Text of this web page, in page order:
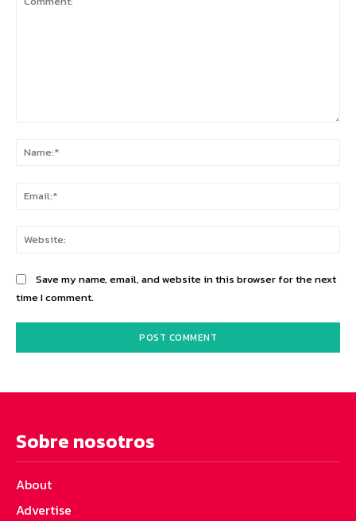
Save my name, email, and website in this browser for the next
time I comment.
Sobre nosotros
About
Advertise